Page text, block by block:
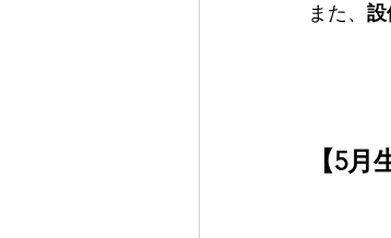
また、 設
【5